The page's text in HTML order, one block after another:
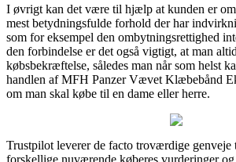
I øvrigt kan det være til hjælp at kunden er
mest betydningsfulde forhold der har
som for eksempel den ombytningsrettighed
den forbindelse er det også vigtigt, at man
købsbekræftelse, således man når som helst
handlen af MFH Panzer Vævet Klæbebånd
om man skal købe til en dame eller herre.
Trustpilot leverer de facto troværdige genveje
forskellige nuværende køberes vurderinger